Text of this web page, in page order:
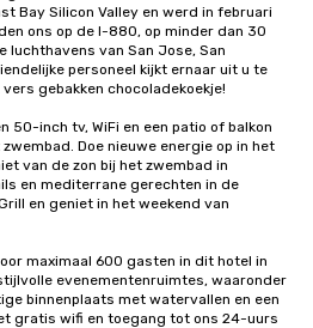
Bay Silicon Valley en werd in februari
ons op de I-880, op minder dan 30
luchthavens van San Jose, San
personeel kijkt ernaar uit u te
gebakken chocoladekoekje!
50-inch tv, WiFi en een patio of balkon
Doe nieuwe energie op in het
van de zon bij het zwembad in
en mediterrane gerechten in de
en geniet in het weekend van
maximaal 600 gasten in dit hotel in
evenementenruimtes, waaronder
binnenplaats met watervallen en een
gratis wifi en toegang tot ons 24-uurs